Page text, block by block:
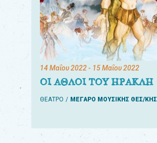
14 Μαΐου 2022- 15 Μαΐου 2022
ΟΙ ΑΘΛΟΙ ΤΟΥ ΗΡΑΚΛΗ
ΘΕΑΤΡΟ ΜΕΓΑΡΟ ΜΟΥΣΙΚΗΣ ΘΕΣ/ΚΗΣ